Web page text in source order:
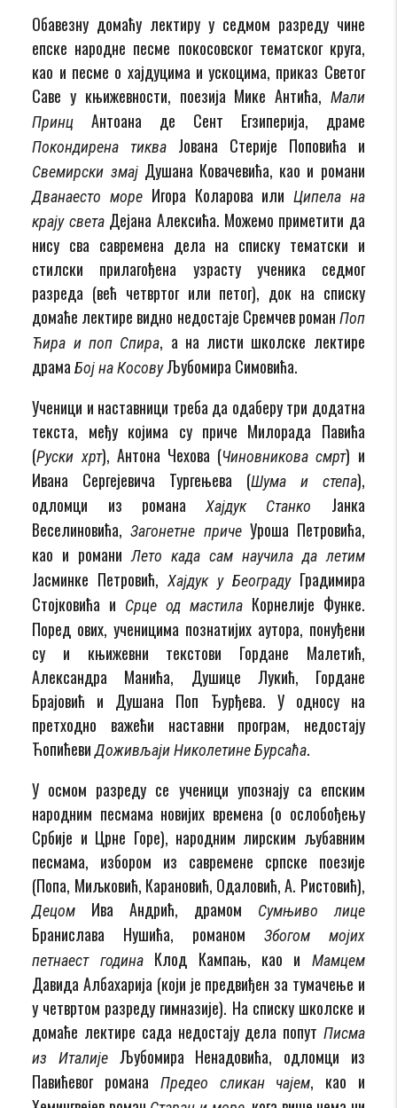
Обавезну домаћу лектиру у седмом разреду чине
епске народне песме покосовског тематског круга,
као и песме о хајдуцима и ускоцима, приказ Светог
Саве у књижевности, поезија Мике Антића, Мали
ПринцАнтоана де Сент Егзиперија, драме
Покондирена тиква Јована Стерије Поповића и
Свемирски змај Душана Ковачевића, као и романи
Дванаесто море Игора Коларова или Ципела на
крају света Дејана Алексића. Можемо приметити да
нису сва савремена дела на списку тематски и
стилски прилагођена узрасту ученика седмог
разреда (већ четвртог или петог), док на списку
домаће лектире видно недостаје Сремчев роман Поп
Ћира и поп Спира, а на листи школске лектире
драмаБој на КосовуЉубомира Симовића.
Ученици и наставници треба да одаберу три додатна
текста, међу којима су приче Милорада Павића
(Руски хрт), Антона Чехова (Чиновникова смрт) и
Ивана Сергејевича Тургењева (Шума и степа),
одломци из романаХајдук Станко Јанка
Веселиновића,Загонетне приче Уроша Петровића,
као и романиЛето када сам научила да летим
Јасминке Петровић,Хајдук у Београду Градимира
Стојковића и Срце од мастила Корнелије Функе.
Поред ових, ученицима познатијих аутора, понуђени
су и књижевни текстови Гордане Малетић,
Александра Манића, Душице Лукић, Гордане
Брајовић и Душана Поп Ђурђева. У односу на
претходно важећи наставни програм, недостају
ЋопићевиДоживљаји Николетине Бурсаћа.
У осмом разреду се ученици упознају са епским
народним песмама новијих времена (о ослобођењу
Србије и Црне Горе), народним лирским љубавним
песмама, избором из савремене српске поезије
(Попа, Миљковић, Карановић, Одаловић, А. Ристовић),
Децом Ива Андрић, драмом Сумњиво лице
Бранислава Нушића, романом
Збогом мојих
петнаест годинаКлод Кампањ, као и Мамцем
Давида Албахарија (који је предвиђен за тумачење и
у четвртом разреду гимназије). На списку школске и
домаће лектире сада недостају дела попут Писма
из Италије Љубомира Ненадовића, одломци из
Павићевог романа
Предео сликан чајем, као и